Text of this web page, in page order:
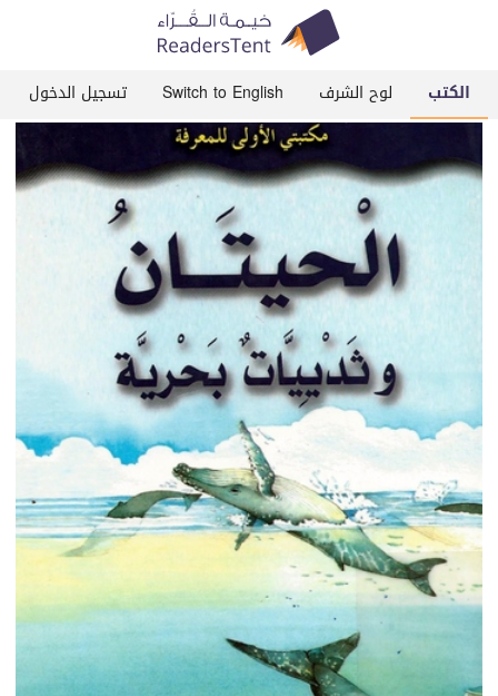
الكتب لوح الشرف Switch to English تسجيل الدخول